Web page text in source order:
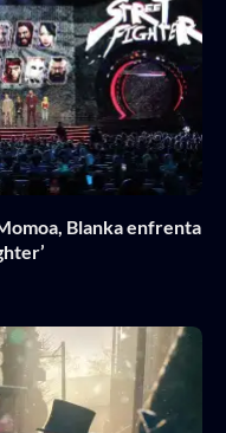
Blanka enfrenta